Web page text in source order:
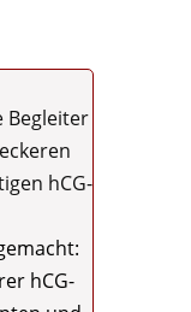
hCG-